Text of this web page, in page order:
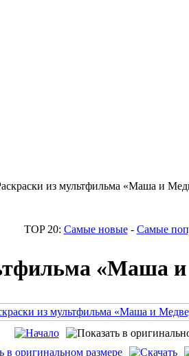
из мультфильма «Маша и
TOP 20: Самые новые- Самые
«Маша и